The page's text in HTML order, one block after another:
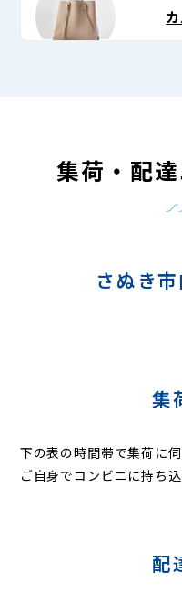
集荷・配
さぬき
集
下の表の時間帯で集荷に
ご自身でコンビニに持ち
配